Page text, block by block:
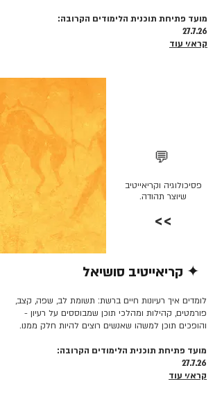
מועד פתיחת תוכנית הלימודים הקרובה:
27.7.26
קרא/י עוד
💬
פסיכולוגיה וקריאייטיב
שיוצר תהודה.
>>
✦ קריאייטיב סושיאל
לומדים איך רעיונות חיים ברשת: תשומת לב, שפה, קצב,
פורמטים, קהילות ומהלכי תוכן שמבוססים על רעיון -
והופכים תוכן למשהו שאנשים רוצים להיות חלק ממנו.
מועד פתיחת תוכנית הלימודים הקרובה:
27.7.26
קרא/י עוד